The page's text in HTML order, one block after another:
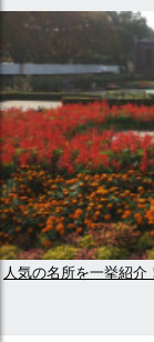
人気の名所を一挙紹